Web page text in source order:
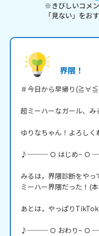
※きびしいコメ
「見ない」をお
界隈！
＃今日から早帰り
超ミーハーなガール、
ゆりなちゃん！よろしく
♪─── Ｏ はじめ~
みるは，界隈診断をやっ
ミーハー界隈だった！(
あとは，やっぱり
♪─── Ｏ おわり~